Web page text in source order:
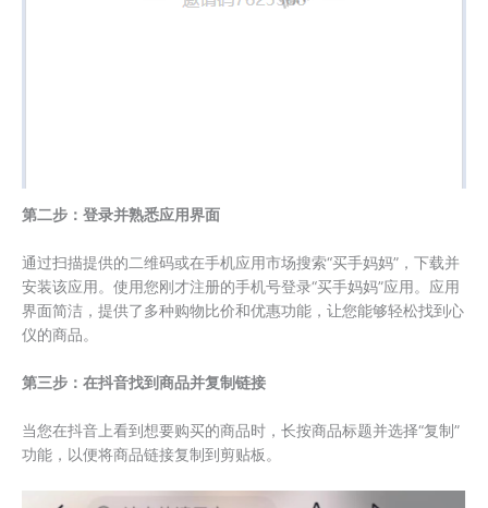
第二步：登录并熟悉应用界面
通过扫描提供的二维码或在手机应用市场搜索“买手妈妈”，下载并
安装该应用。使用您刚才注册的手机号登录“买手妈妈”应用。应用
界面简洁，提供了多种购物比价和优惠功能，让您能够轻松找到心
仪的商品。
第三步：在抖音找到商品并复制链接
当您在抖音上看到想要购买的商品时，长按商品标题并选择“复制”
功能，以便将商品链接复制到剪贴板。